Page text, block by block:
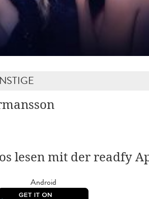
lesen mit der readfy
Android